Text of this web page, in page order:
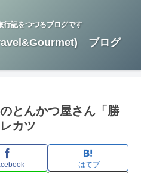
行記をつづるブログです
ブログ
とんかつ屋さん「勝
カツ
はてブ